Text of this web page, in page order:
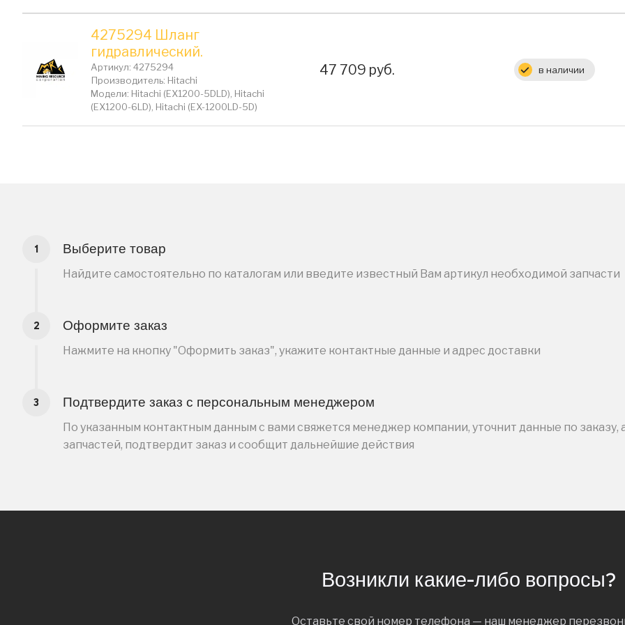
4275294 Шланг
гидравлический.
Артикул: 4275294
Производитель: Hitachi
Модели: Hitachi (EX1200-5DLD), Hitachi
(EX1200-6LD), Hitachi (EX-1200LD-5D)
Цена:
47 709 руб. в наличии
Выберите товар
Найдите самостоятельно по каталогам или введите известный Вам артикул необходимой запчасти
Оформите заказ
Нажмите на кнопку "Оформить заказ", укажите контактные данные и адрес доставки
Подтвердите заказ с персональным менеджером
По указанным контактным данным с вами свяжется менеджер компании, уточнит данные по заказу,
запчастей, подтвердит заказ и сообщит дальнейшие действия
Возникли какие-либо вопросы?
Оставьте свой номер телефона — наш менеджер